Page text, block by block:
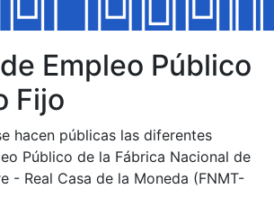
Empleo Público
Fijo
hacen públicas las diferentes
Público de la Fábrica Nacional de
- Real Casa de la Moneda (FNMT-